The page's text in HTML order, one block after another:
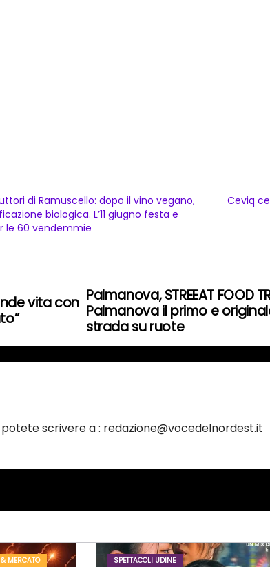
di Ramuscello: dopo il vino vegano,
biologica. L’11 giugno festa e
le 60 vendemmie
Ceviq
Palmanova, STREEAT FOOD
Palmanova il primo e
strada su ruote
vita con
scrivere a : redazione@vocedelnordest.it
MERCATO
SPETTACOLI UDINE